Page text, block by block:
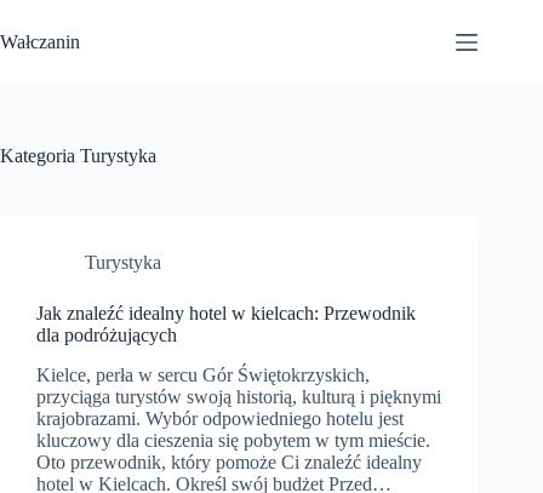
do
treści
Wałczanin
Kategoria Turystyka
Turystyka
Jak znaleźć idealny hotel w kielcach: Przewodnik
dla podróżujących
Kielce, perła w sercu Gór Świętokrzyskich,
przyciąga turystów swoją historią, kulturą i pięknymi
krajobrazami. Wybór odpowiedniego hotelu jest
kluczowy dla cieszenia się pobytem w tym mieście.
Oto przewodnik, który pomoże Ci znaleźć idealny
hotel w Kielcach. Określ swój budżet Przed…